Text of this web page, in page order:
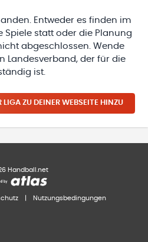
Entweder es finden im
Spiele statt oder die Planung
abgeschlossen. Wende
Landesverband, der für die
ist.
LIGA ZU DEINER WEBSEITE HINZU
Handball.net
Nutzungsbedingungen